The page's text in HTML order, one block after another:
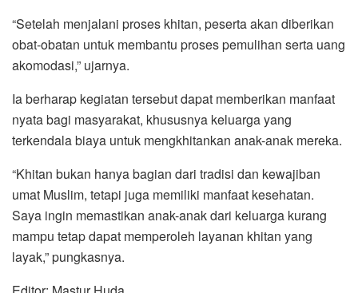
“Setelah menjalani proses khitan, peserta akan diberikan
obat-obatan untuk membantu proses pemulihan serta uang
akomodasi,” ujarnya.
Ia berharap kegiatan tersebut dapat memberikan manfaat
nyata bagi masyarakat, khususnya keluarga yang
terkendala biaya untuk mengkhitankan anak-anak mereka.
“Khitan bukan hanya bagian dari tradisi dan kewajiban
umat Muslim, tetapi juga memiliki manfaat kesehatan.
Saya ingin memastikan anak-anak dari keluarga kurang
mampu tetap dapat memperoleh layanan khitan yang
layak,” pungkasnya.